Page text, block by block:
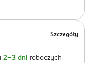
Szczegóły
2-3 dni roboczych